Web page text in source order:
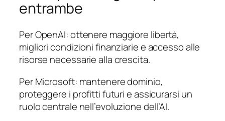
entrambe
Per OpenAI: ottenere maggiore libertà,
migliori condizioni finanziarie e accesso alle
risorse necessarie alla crescita.
Per Microsoft: mantenere dominio,
proteggere i profitti futuri e assicurarsi un
ruolo centrale nell’evoluzione dell’AI.